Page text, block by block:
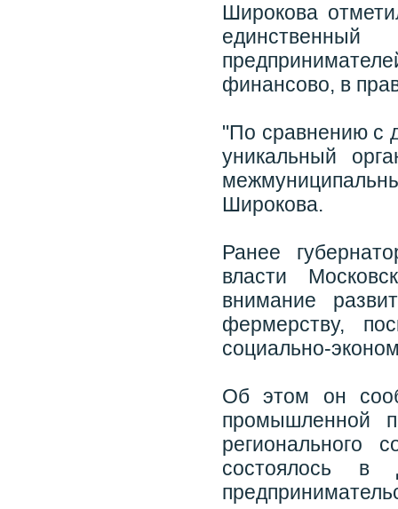
Широкова
финансово, в
"По сравнению с
уникальный
Широкова.
Ранее
власти
внимание
фермерству,
социально-
Об этом он
промышленной
регионального
состоялось